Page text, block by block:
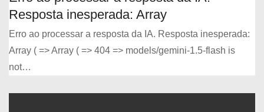
Resposta inesperada: Array
Erro ao processar a resposta da IA. Resposta inesperada:
Array ( => Array ( => 404 => models/gemini-1.5-flash is
not…